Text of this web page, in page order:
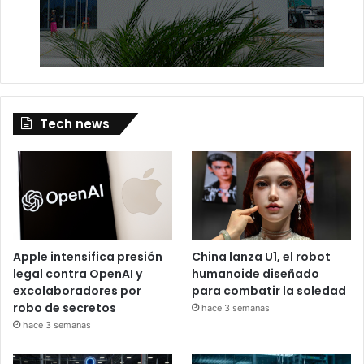
Tech news
Apple intensifica presión
legal contra OpenAI y
excolaboradores por
robo de secretos
hace 3 semanas
China lanza U1, el robot
humanoide diseñado
para combatir la soledad
hace 3 semanas